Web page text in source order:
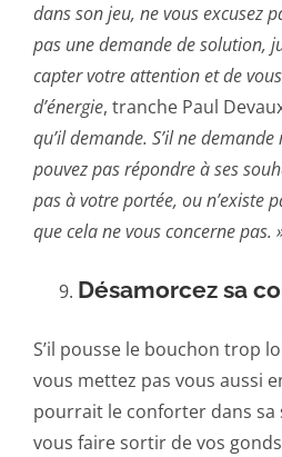
dans son jeu, ne vous excusez
pas une demande de solution,
capter votre attention et de
d’énergie, tranche Paul
qu’il demande. S’il ne
pouvez pas répondre à ses
pas à votre portée, ou n’existe
que cela ne vous concerne pas.
Désamorcez sa
S’il pousse le bouchon trop
vous mettez pas vous aussi
pourrait le conforter dans sa
vous faire sortir de vos